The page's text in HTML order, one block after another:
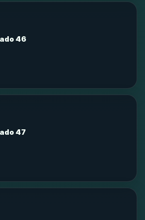
46
47